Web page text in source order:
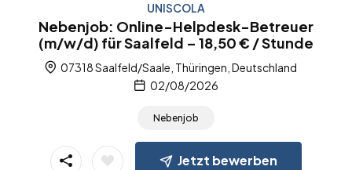
UNISCOLA
Nebenjob: Online-Helpdesk-Betreuer
(m/w/d) für Saalfeld – 18,50 € / Stunde
07318 Saalfeld/Saale, Thüringen, Deutschland
02/08/2026
Nebenjob
Jetzt bewerben